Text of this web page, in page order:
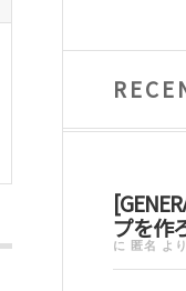
プを作
に 匿名 より